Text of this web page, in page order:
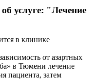
услуге: "Лечение
в клинике
от азартных
в Тюмени лечение
пациента, затем